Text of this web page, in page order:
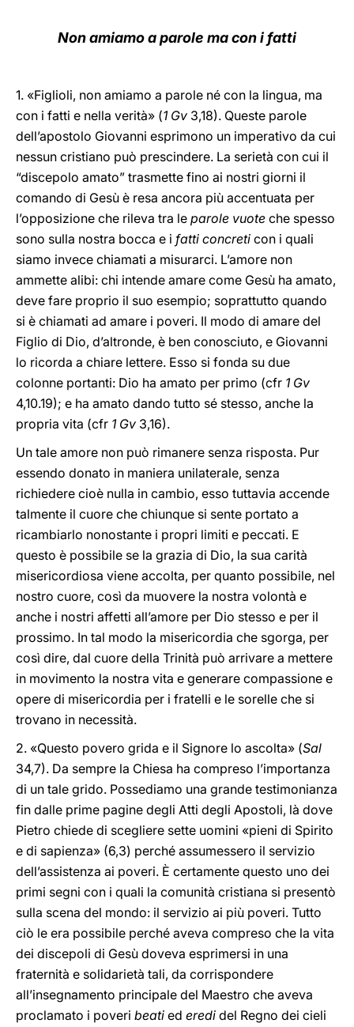
Non amiamo a parole ma con i fatti
1. «Figlioli, non amiamo a parole né con la lingua, ma
con i fatti e nella verità» (1 Gv 3,18). Queste parole
dell’apostolo Giovanni esprimono un imperativo da cui
nessun cristiano può prescindere. La serietà con cui il
“discepolo amato” trasmette fino ai nostri giorni il
comando di Gesù è resa ancora più accentuata per
l’opposizione che rileva tra le parole vuote che spesso
sono sulla nostra bocca e i fatti concreti con i quali
siamo invece chiamati a misurarci. L’amore non
ammette alibi: chi intende amare come Gesù ha amato,
deve fare proprio il suo esempio; soprattutto quando
si è chiamati ad amare i poveri. Il modo di amare del
Figlio di Dio, d’altronde, è ben conosciuto, e Giovanni
lo ricorda a chiare lettere. Esso si fonda su due
colonne portanti: Dio ha amato per primo (cfr 1 Gv
4,10.19); e ha amato dando tutto sé stesso, anche la
propria vita (cfr 1 Gv 3,16).
Un tale amore non può rimanere senza risposta. Pur
essendo donato in maniera unilaterale, senza
richiedere cioè nulla in cambio, esso tuttavia accende
talmente il cuore che chiunque si sente portato a
ricambiarlo nonostante i propri limiti e peccati. E
questo è possibile se la grazia di Dio, la sua carità
misericordiosa viene accolta, per quanto possibile, nel
nostro cuore, così da muovere la nostra volontà e
anche i nostri affetti all’amore per Dio stesso e per il
prossimo. In tal modo la misericordia che sgorga, per
così dire, dal cuore della Trinità può arrivare a mettere
in movimento la nostra vita e generare compassione e
opere di misericordia per i fratelli e le sorelle che si
trovano in necessità.
2. «Questo povero grida e il Signore lo ascolta» (Sal
34,7). Da sempre la Chiesa ha compreso l’importanza
di un tale grido. Possediamo una grande testimonianza
fin dalle prime pagine degli Atti degli Apostoli, là dove
Pietro chiede di scegliere sette uomini «pieni di Spirito
e di sapienza» (6,3) perché assumessero il servizio
dell’assistenza ai poveri. È certamente questo uno dei
primi segni con i quali la comunità cristiana si presentò
sulla scena del mondo: il servizio ai più poveri. Tutto
ciò le era possibile perché aveva compreso che la vita
dei discepoli di Gesù doveva esprimersi in una
fraternità e solidarietà tali, da corrispondere
all’insegnamento principale del Maestro che aveva
proclamato i poveri beati ed eredi del Regno dei cieli